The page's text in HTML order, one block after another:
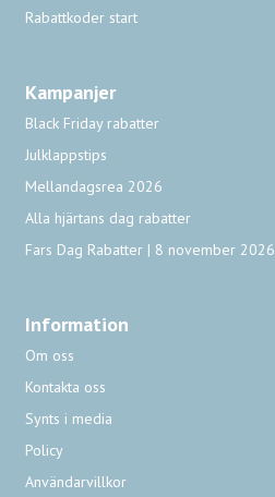
Rabattkoder start
Kampanjer
Black Friday rabatter
Julklappstips
Mellandagsrea 2026
Alla hjärtans dag rabatter
Fars Dag Rabatter | 8 november 2026
Information
Om oss
Kontakta oss
Synts i media
Policy
Användarvillkor